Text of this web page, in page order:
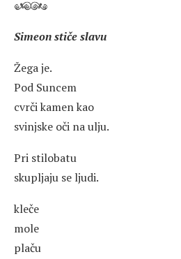
Simeon stiče slavu
Žega je.
Pod Suncem
cvrči kamen kao
svinjske oči na ulju.
Pri stilobatu
skupljaju se ljudi.
kleče
mole
plaču